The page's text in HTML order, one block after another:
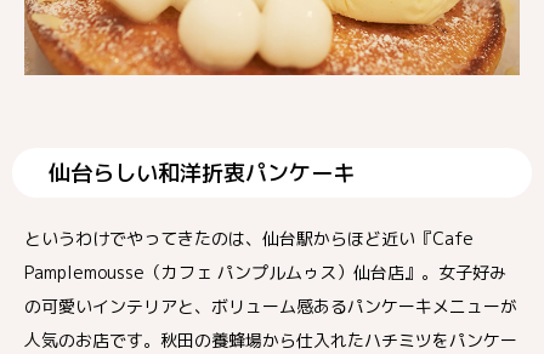
仙台らしい和洋折衷パンケーキ
というわけでやってきたのは、仙台駅からほど近い『Cafe
Pamplemousse（カフェ パンプルムゥス）仙台店』。女子好み
の可愛いインテリアと、ボリューム感あるパンケーキメニューが
人気のお店です。秋田の養蜂場から仕入れたハチミツをパンケー